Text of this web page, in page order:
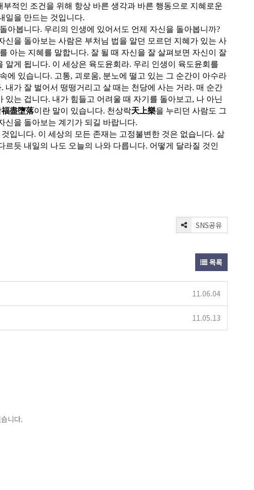
적인 조건을 위해 항상 바른 생각과 바른 행동으로 지혜로운
일을 만드는 것입니다.
아봅니다. 우리의 인생에 있어서도 언제 자신을 돌아봅니까?
을 돌아보는 사람은 부처님 법을 알던 모르던 지혜가 있는 사
아는 지혜를 말합니다. 잘 될 때 자신을 잘 살펴보면 자신이 잘
게 됩니다. 이 세상은 육도윤회라. 우리 인생이 육도윤회를
에 있습니다. 고통, 괴로움, 분노에 떨고 있는 그 순간이 아수라
가 잘 벌어서 떵떵거리고 살 때는 천당에 사는 거라. 매 순간
는 겁니다. 내가 힘들고 어려울 때 자기를 돌아보고, 나 아닌
福盡墮落이란 말이 있습니다. 천상락天上樂을 누리던 사람도 그
신을 돌아보는 계기가 되길 바랍니다.
입니다. 이 세상의 모든 존재는 고정불변한 것은 없습니다. 삶
듯 내일의 나도 오늘의 나와 다릅니다. 어떻게 달라질 것인
SNS공유
목록
11.06.04
11.05.13
니다.